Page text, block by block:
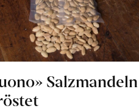
Salzmandeln